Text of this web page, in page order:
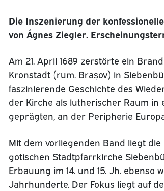
Die Inszenierung der
von Ágnes Ziegler.
Am 21. April 1689 zerstörte ein
Kronstadt (rum. Brașov) in
faszinierende Geschichte des
der Kirche als lutherischer Raum
geprägten, an der Peripherie
Mit dem vorliegenden Band liegt
gotischen Stadtpfarrkirche
Erbauung im 14. und 15. Jh. ebenso
Jahrhunderte. Der Fokus liegt auf